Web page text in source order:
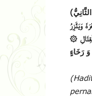
وَيَتَّزِرُ
۞
رَخَاءٍ